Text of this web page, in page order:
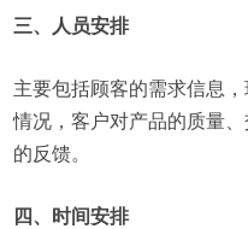
三、人员安排
主要包括顾客的需求信息
情况，客户对产品的质量
的反馈。
四、时间安排